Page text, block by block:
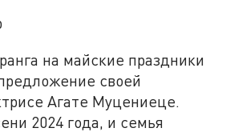
на майские праздники
своей
Агате Муцениеце.
2024 года, и семья